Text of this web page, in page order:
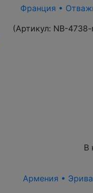
Франция •
(Артикул: NB-4738-
В
Армения •